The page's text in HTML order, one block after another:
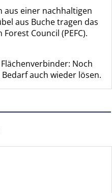
aus einer nachhaltigen
aus Buche tragen das
Council (PEFC).
Noch
auch wieder lösen.